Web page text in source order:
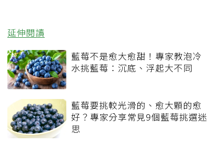
延伸閱讀
藍莓不是愈大愈甜！專家教泡冷
水挑藍莓：沉底、浮起大不同
藍莓要挑較光滑的、愈大顆的愈
好？專家分享常見9個藍莓挑選迷
思